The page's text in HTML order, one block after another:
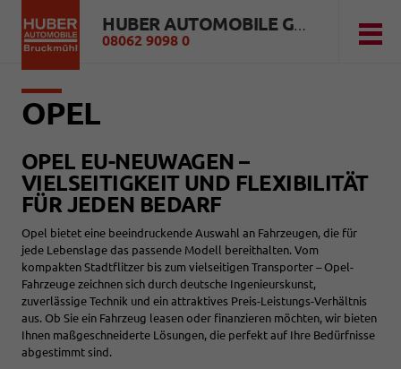
HUBER AUTOMOBILE GMBH
08062 9098 0
OPEL
OPEL EU-NEUWAGEN –
VIELSEITIGKEIT UND FLEXIBILITÄT
FÜR JEDEN BEDARF
Opel bietet eine beeindruckende Auswahl an Fahrzeugen, die für
jede Lebenslage das passende Modell bereithalten. Vom
kompakten Stadtflitzer bis zum vielseitigen Transporter – Opel-
Fahrzeuge zeichnen sich durch deutsche Ingenieurskunst,
zuverlässige Technik und ein attraktives Preis-Leistungs-Verhältnis
aus. Ob Sie ein Fahrzeug leasen oder finanzieren möchten, wir bieten
Ihnen maßgeschneiderte Lösungen, die perfekt auf Ihre Bedürfnisse
abgestimmt sind.